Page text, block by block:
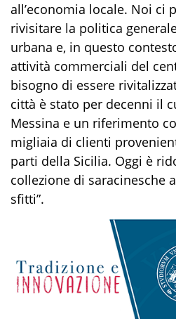
all’economia locale. Noi ci
rivisitare la politica
urbana e, in questo
attività commerciali del
bisogno di essere
città è stato per decenni il
Messina e un riferimento
migliaia di clienti
parti della Sicilia. Oggi è
collezione di saracinesche
sfitti”.